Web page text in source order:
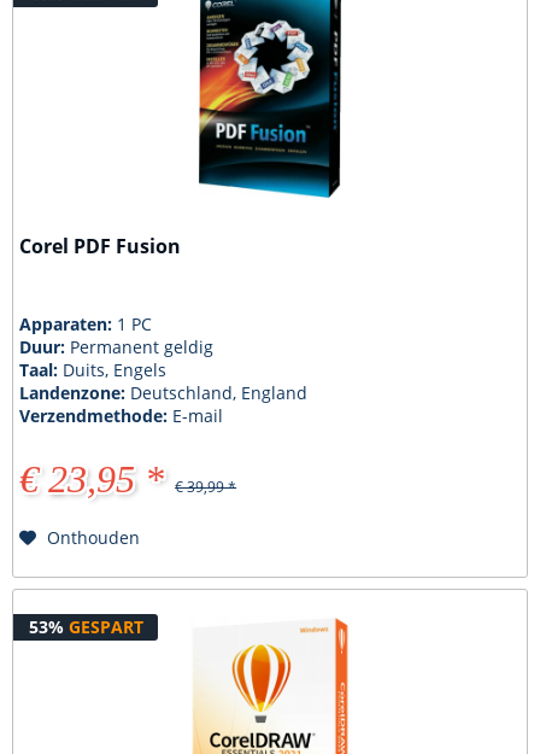
Corel PDF Fusion
Apparaten: 1 PC
Duur: Permanent geldig
Taal: Duits, Engels
Landenzone: Deutschland, England
Verzendmethode: E-mail
€ 23,95 * € 39,99 *
Onthouden
53% GESPART